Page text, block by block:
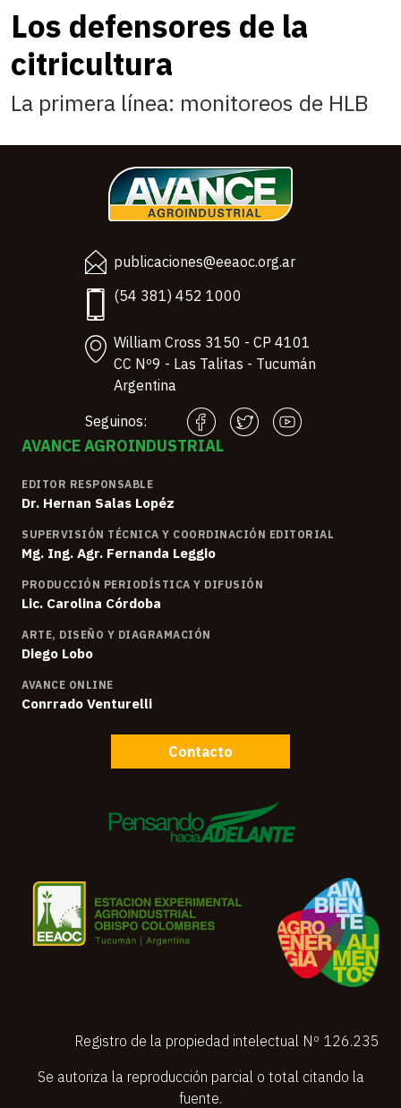
Los defensores de la
citricultura
La primera línea: monitoreos de HLB
publicaciones@eeaoc.org.ar
(54 381) 452 1000
William Cross 3150 - CP 4101
CC Nº9 - Las Talitas - Tucumán
Argentina
Seguinos:
AVANCE AGROINDUSTRIAL
EDITOR RESPONSABLE
Dr. Hernan Salas Lopéz
SUPERVISIÓN TÉCNICA Y COORDINACIÓN EDITORIAL
Mg. Ing. Agr. Fernanda Leggio
PRODUCCIÓN PERIODÍSTICA Y DIFUSIÓN
Lic. Carolina Córdoba
ARTE, DISEÑO Y DIAGRAMACIÓN
Diego Lobo
AVANCE ONLINE
Conrrado Venturelli
Contacto
Registro de la propiedad intelectual Nº 126.235
Se autoriza la reproducción parcial o total citando la
fuente.